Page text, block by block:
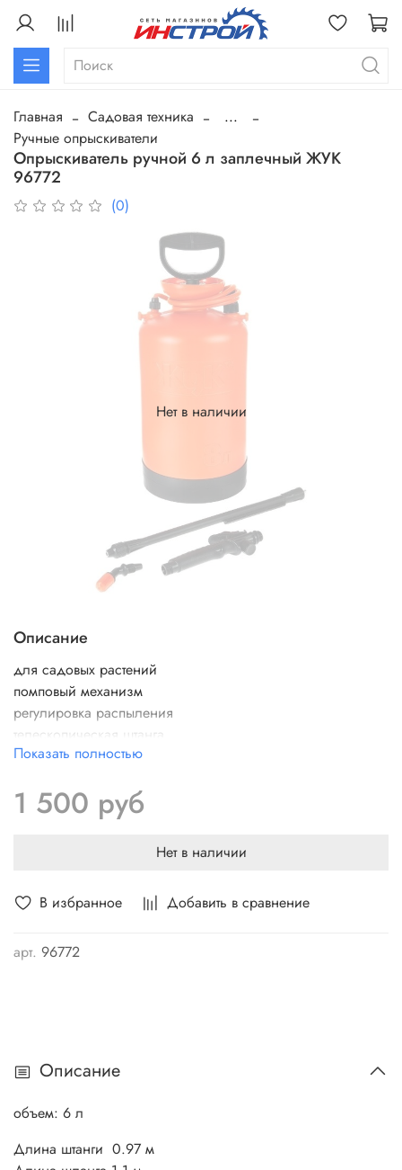
Главная Садовая техника
...
Ручные опрыскиватели
Опрыскиватель ручной 6 л заплечный ЖУК
96772
(0)
В избранное Добавить в сравнение
арт. 96772
Нет в наличии
Описание
для садовых растений
помповый механизм
регулировка распыления
телескопическая штанга
пригоден для химикатов
Показать полностью
1 500 руб
Нет в наличии
Описание
объем: 6 л
Длина штанги 0.97 м